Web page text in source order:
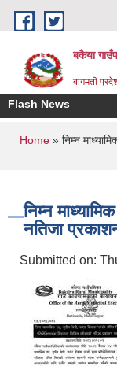
Skip to main content
बकैया
बागमती
Flash News
You are
Home » निम्न
निम्न
नतिजा
Submitted on: